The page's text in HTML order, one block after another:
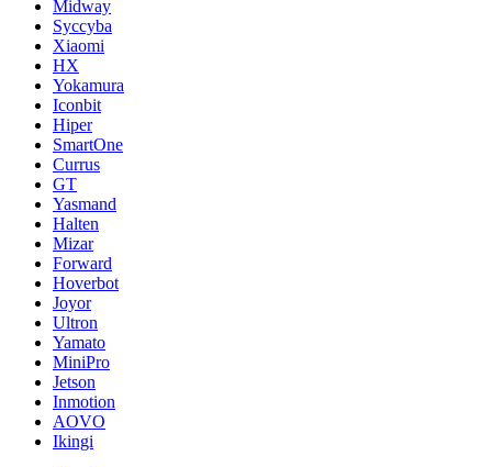
Midway
Syccyba
Xiaomi
HX
Yokamura
Iconbit
Hiper
SmartOne
Currus
GT
Yasmand
Halten
Mizar
Forward
Hoverbot
Joyor
Ultron
Yamato
MiniPro
Jetson
Inmotion
AOVO
Ikingi